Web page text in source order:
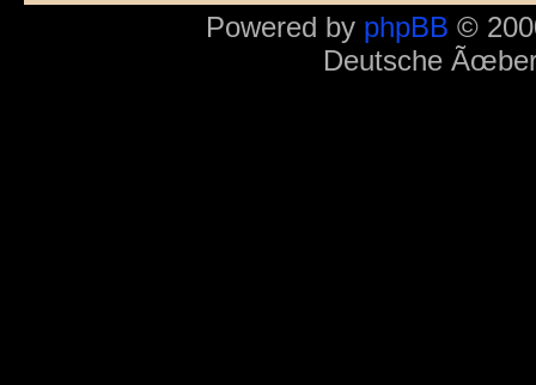
Powered by phpBB ©
Deutsche